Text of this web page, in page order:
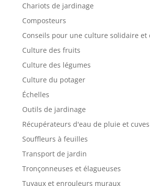
Chariots de jardinage
Composteurs
Conseils pour une culture solidaire et
Culture des fruits
Culture des légumes
Culture du potager
Échelles
Outils de jardinage
Récupérateurs d'eau de pluie et
Souffleurs à feuilles
Transport de jardin
Tronçonneuses et élagueuses
Tuyaux et enrouleurs muraux